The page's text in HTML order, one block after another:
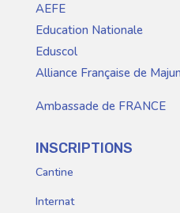
AEFE
Education Nationale
Eduscol
Alliance Française de
Ambassade de FRANCE
INSCRIPTIONS
Cantine
Internat